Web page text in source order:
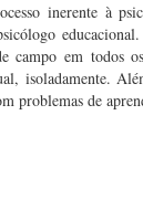
inerente à
campo em todos
isoladamente.
problemas de